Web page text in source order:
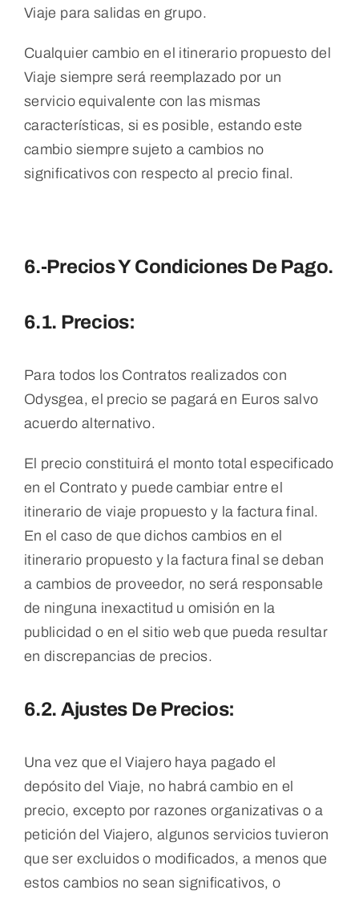
Viaje para salidas en grupo.
Cualquier cambio en el itinerario propuesto del
Viaje siempre será reemplazado por un
servicio equivalente con las mismas
características, si es posible, estando este
cambio siempre sujeto a cambios no
significativos con respecto al precio final.
6.-Precios Y Condiciones De Pago.
6.1. Precios:
Para todos los Contratos realizados con
Odysgea, el precio se pagará en Euros salvo
acuerdo alternativo.
El precio constituirá el monto total especificado
en el Contrato y puede cambiar entre el
itinerario de viaje propuesto y la factura final.
En el caso de que dichos cambios en el
itinerario propuesto y la factura final se deban
a cambios de proveedor, no será responsable
de ninguna inexactitud u omisión en la
publicidad o en el sitio web que pueda resultar
en discrepancias de precios.
6.2. Ajustes De Precios:
Una vez que el Viajero haya pagado el
depósito del Viaje, no habrá cambio en el
precio, excepto por razones organizativas o a
petición del Viajero, algunos servicios tuvieron
que ser excluidos o modificados, a menos que
estos cambios no sean significativos, o